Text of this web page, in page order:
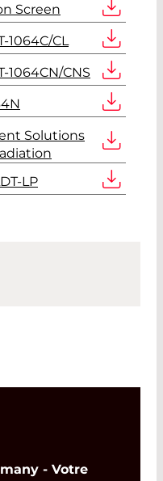
Screen
CL
1064CN/CNS
Solutions
LP
- Votre